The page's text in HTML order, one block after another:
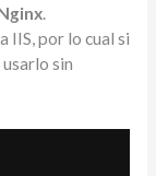
.
IIS, por lo cual si
sin